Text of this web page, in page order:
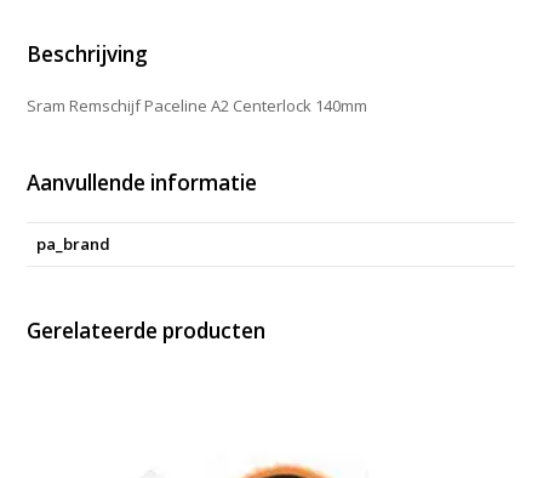
Beschrijving
Sram Remschijf Paceline A2 Centerlock 140mm
Aanvullende informatie
pa_brand
Gerelateerde producten